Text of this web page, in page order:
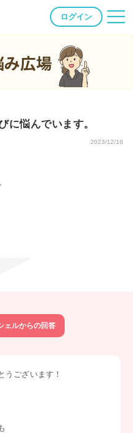
ログイン
広場
に悩んでいます。
2023/12/16
ェルからの回答
うございます！